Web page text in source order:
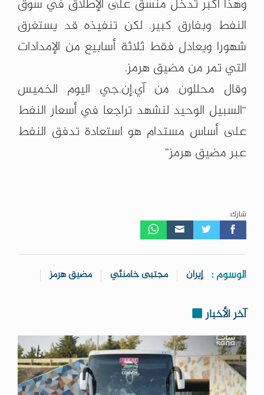
وهذا أكبر تدخل منسق على الإطلاق في سوق
النفط وبفارق كبير. لكن تنفيذه قد يستغرق
شهورا ويعادل فقط ثلاثة أسابيع من الإمدادات
التي تمر من مضيق هرمز.
وقال محللون من آي.إن.جي اليوم الخميس
“السبيل الوحيد لنشهد تراجعا في أسعار النفط
على أساس مستدام هو استعادة تدفق النفط
عبر مضيق هرمز”
شارك:
الوسوم : إيران مجتبى خامنئي مضيق هرمز
آخر الأخبار